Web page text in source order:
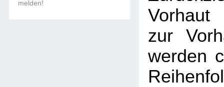
melden!
zur
werden